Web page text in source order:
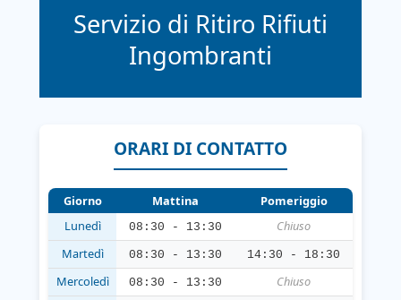
Servizio di Ritiro Rifiuti
Ingombranti
ORARI DI CONTATTO
Giorno Mattina
Pomeriggio
Lunedì
08:30 - 13:30
Chiuso
Martedì
08:30 - 13:30 14:30 - 18:30
Mercoledì 08:30 - 13:30
Chiuso